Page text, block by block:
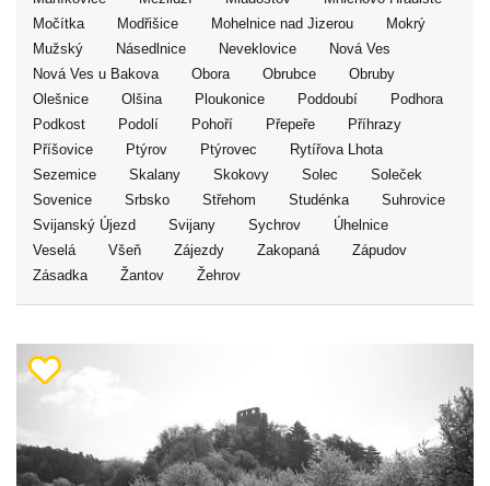
Močítka
Modřišice Mohelnice nad Jizerou
Mokrý
Mužský
Násedlnice Neveklovice
Nová Ves
Nová Ves u Bakova
Obora Obrubce
Obruby
Olešnice
Olšina Ploukonice Poddoubí
Podhora
Podkost
Podolí Pohoří Přepeře
Příhrazy
Příšovice
Ptýrov Ptýrovec
Rytířova Lhota
Sezemice
Skalany Skokovy Solec
Soleček
Sovenice
Srbsko Střehom Studénka
Suhrovice
Svijanský Újezd
Svijany Sychrov
Úhelnice
Veselá
Všeň Zájezdy Zakopaná
Zápudov
Zásadka
Žantov Žehrov